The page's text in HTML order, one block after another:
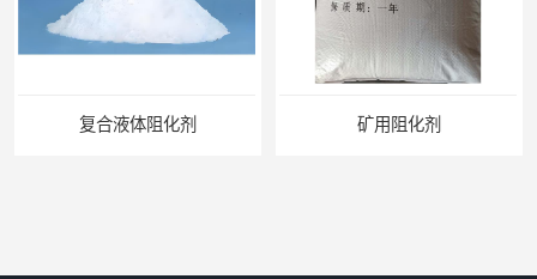
矿用阻化剂 悬浮剂配方